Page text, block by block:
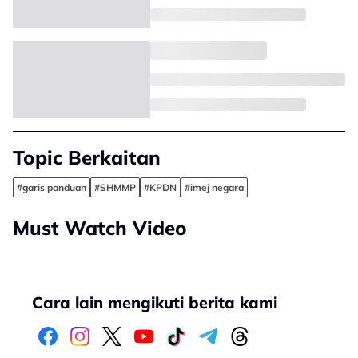
Topic Berkaitan
#garis panduan #SHMMP #KPDN #imej negara
Must Watch Video
Cara lain mengikuti berita kami